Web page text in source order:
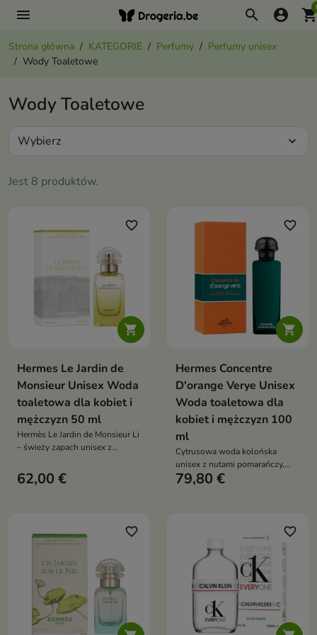
menu search account_circle
Strona główna KATEGORIE Perfumy
Perfumy unisex
Wody Toaletowe
Wody Toaletowe
Jest 8 produktów.
Wybierz expand_more

favorite_border
Hermes Le Jardin de
Monsieur Unisex Woda
toaletowa dla kobiet i
mężczyzn 50 ml
Hermès Le Jardin de Monsieur Li
– świeży zapach unisex z
bergamotką
62,00 €

favorite_border
Hermes Concentre
D'orange Verye Unisex
Woda toaletowa dla
kobiet i mężczyzn 100
ml
Cytrusowa woda kolońska
unisex z nutami pomarańczy,
paczuli i cedru. Intensywna
79,80 €
favorite_border favorite_border